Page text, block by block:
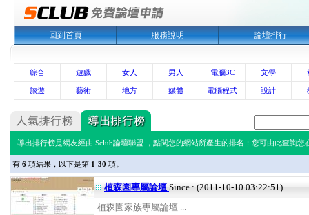
回到首頁 服務說明 論壇排行
綜合 遊戲 女人 男人 電腦3C 文學
旅遊 藝術 地方 媒體 電腦程式 設計
導出排行榜是網友經由 Sclub論壇聯盟 ，點閱您的網站所產生的排名；您可由此查詢您
有 6 項結果，以下是第 1-30 項。
植森園專屬論壇 Since : (2011-10-10 03:22:51)
植森園家族專屬論壇 ...